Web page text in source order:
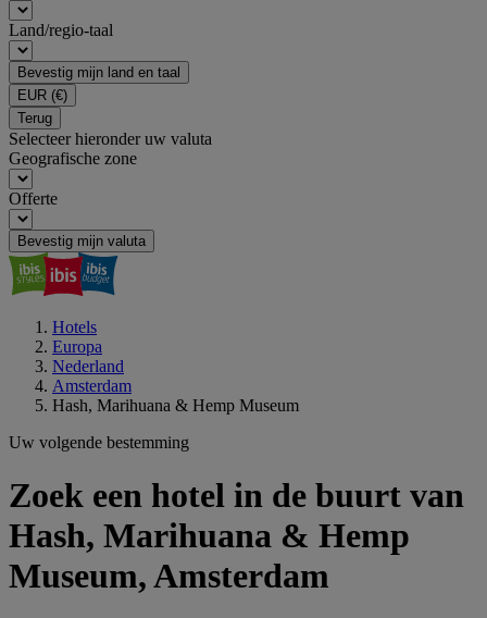
Land/regio-taal
Bevestig mijn land en taal
EUR (€)
Terug
Selecteer hieronder uw valuta
Geografische zone
Offerte
Bevestig mijn valuta
Hotels
Europa
Nederland
Amsterdam
Hash, Marihuana & Hemp Museum
Uw volgende bestemming
Zoek een hotel in de buurt van
Hash, Marihuana & Hemp
Museum, Amsterdam